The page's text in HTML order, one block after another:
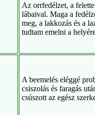
Az orrfedélzet, a
lábaival. Maga a
meg, a lakkozás és a
tudtam emelni a
A beemelés eléggé
csiszolás és faragás
csúszott az egész